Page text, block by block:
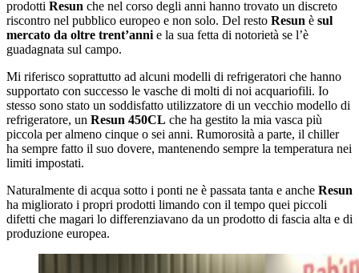
prodotti Resun che nel corso degli anni hanno trovato un discreto
riscontro nel pubblico europeo e non solo. Del resto Resun è sul
mercato da oltre trent’annie la sua fetta di notorietà se l’è
guadagnata sul campo.
Mi riferisco soprattutto ad alcuni modelli di refrigeratori che hanno
supportato con successo le vasche di molti di noi acquariofili. Io
stesso sono stato un soddisfatto utilizzatore di un vecchio modello di
refrigeratore, un Resun 450CL che ha gestito la mia vasca più
piccola per almeno cinque o sei anni. Rumorosità a parte, il chiller
ha sempre fatto il suo dovere, mantenendo sempre la temperatura nei
limiti impostati.
Naturalmente di acqua sotto i ponti ne è passata tanta e anche Resun
ha migliorato i propri prodotti limando con il tempo quei piccoli
difetti che magari lo differenziavano da un prodotto di fascia alta e di
produzione europea.